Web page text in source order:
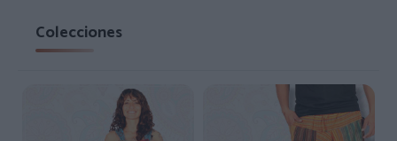
Colecciones